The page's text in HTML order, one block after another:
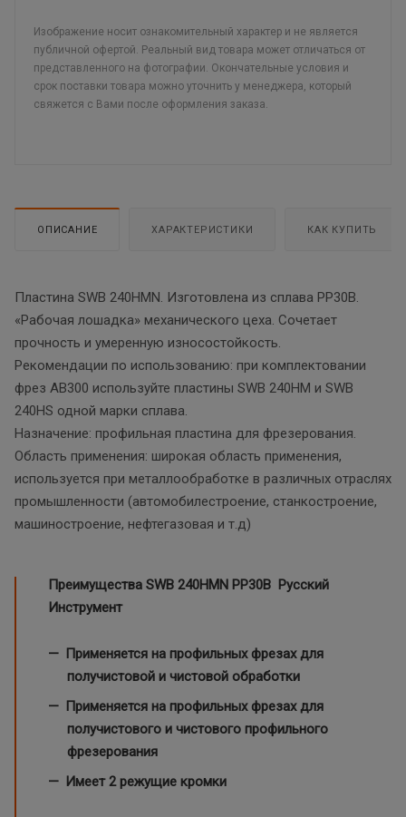
Изображение носит ознакомительный характер и не является
публичной офертой. Реальный вид товара может отличаться от
представленного на фотографии. Окончательные условия и
срок поставки товара можно уточнить у менеджера, который
свяжется с Вами после оформления заказа.
ОПИСАНИЕ ХАРАКТЕРИСТИКИ КАК КУПИТЬ
Пластина SWB 240HMN. Изготовлена из сплава PP30B.
«Рабочая лошадка» механического цеха. Сочетает
прочность и умеренную износостойкость.
Рекомендации по использованию: при комплектовании
фрез AB300 используйте пластины SWB 240HM и SWB
240HS одной марки сплава.
Назначение: профильная пластина для фрезерования.
Область применения: широкая область применения,
используется при металлообработке в различных отраслях
промышленности (автомобилестроение, станкостроение,
машиностроение, нефтегазовая и т.д)
Преимущества SWB 240HMN PP30B Русский
Инструмент
Применяется на профильных фрезах для
получистовой и чистовой обработки
Применяется на профильных фрезах для
получистового и чистового профильного
фрезерования
Имеет 2 режущие кромки